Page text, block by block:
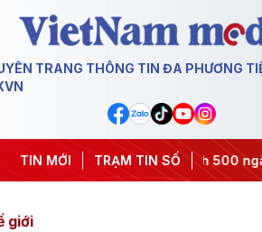
TRANG THÔNG TIN ĐA PHƯƠNG
TIN MỚI TRẠM TIN SỐ
#Chiến dịch 500 ngày đêm
giới